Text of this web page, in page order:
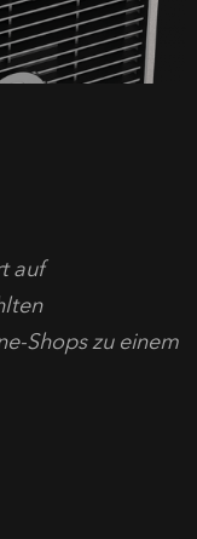
auf
Shops zu einem